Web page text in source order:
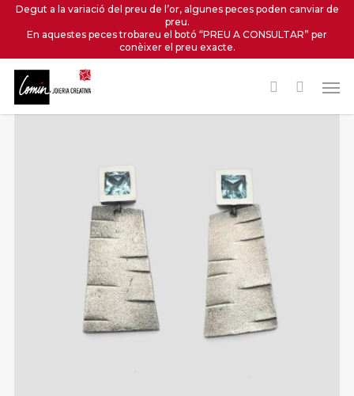
Skip
content
Degut a la variació del preu de l’or, algunes peces poden canviar de
preu.
En aquestes peces trobareu el botó “PREU A CONSULTAR” per
conèixer el preu exacte.